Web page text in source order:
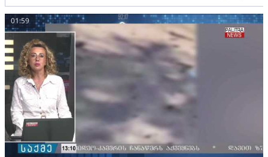
01:59